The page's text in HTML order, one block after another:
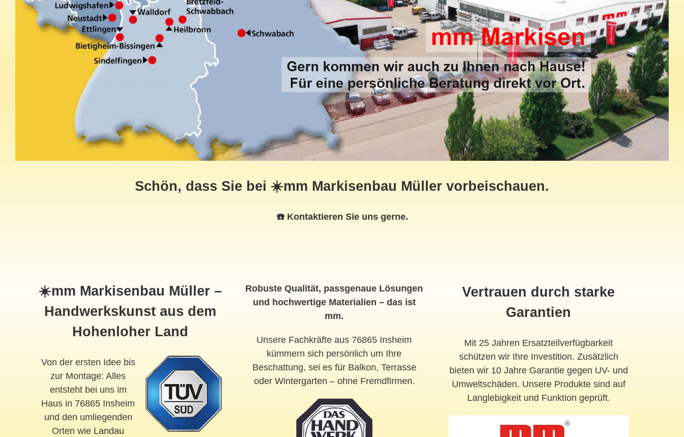
Schön, dass Sie bei ☀️mm Markisenbau Müller vorbeischauen.
☎️ Kontaktieren Sie uns gerne.
☀️mm Markisenbau Müller –
Handwerkskunst aus dem
Hohenloher Land
Von der ersten Idee bis
zur Montage: Alles
entsteht bei uns im
Haus in 76865 Insheim
und den umliegenden
Orten wie Landau
Robuste Qualität, passgenaue Lösungen
und hochwertige Materialien – das ist
mm.
Unsere Fachkräfte aus 76865 Insheim
kümmern sich persönlich um Ihre
Beschattung, sei es für Balkon, Terrasse
oder Wintergarten – ohne Fremdfirmen.
Vertrauen durch starke
Garantien
Mit 25 Jahren Ersatzteilverfügbarkeit
schützen wir Ihre Investition. Zusätzlich
bieten wir 10 Jahre Garantie gegen UV- und
Umweltschäden. Unsere Produkte sind auf
Langlebigkeit und Funktion geprüft.